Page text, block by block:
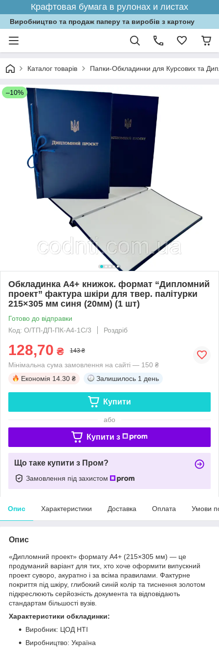
Крафтовая бумага в рулонах и листах
Виробництво та продаж паперу та виробів з картону
Каталог товарів Папки-Обкладинки для Курсових та
–10%
Обкладинка А4+ книжок. формат “Дипломний
проект” фактура шкіри для твер. палітурки
215×305 мм синя (20мм) (1 шт)
Готово до відправки
Код: О/ТП-ДП-ПК-А4-1С/3
Роздріб
128,70 ₴ 143 ₴
Мінімальна сума замовлення на сайті — 150 ₴
Економія 14.30 ₴ Залишилось 1 день
Купити
або
Купити з
Що таке купити з Пром?
Замовлення під захистом
Опис Характеристики Доставка Оплата Умови
Опис
«Дипломний проект» формату A4+ (215×305 мм) — це
продуманий варіант для тих, хто хоче оформити випускний
проект суворо, акуратно і за всіма правилами. Фактурне
покриття під шкіру, глибокий синій колір та тиснення золотом
підкреслюють серйозність документа та відповідають
стандартам більшості вузів.
Характеристики обкладинки:
Виробник: ЦОД НТІ
Виробництво: Україна